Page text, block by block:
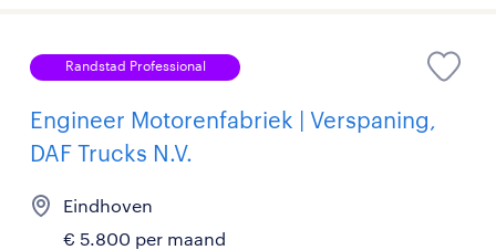
Randstad Professional
Engineer Motorenfabriek | Verspaning,
DAF Trucks N.V.
Eindhoven
€ 5.800 per maand